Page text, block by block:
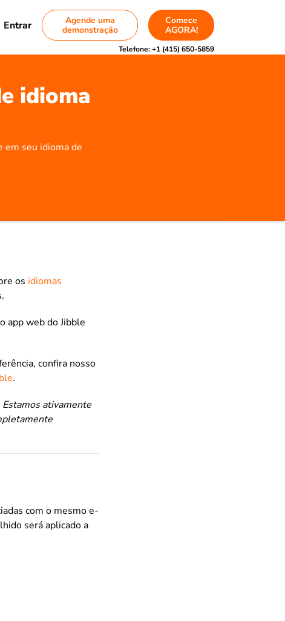
Entrar
Agende uma
demonstração
Comece
AGORA!
Telefone:+1 (415) 650-5859
idioma
em seu idioma de
os idiomas
app web do Jibble
confira nosso
.
ativamente
com o mesmo e-
será aplicado a